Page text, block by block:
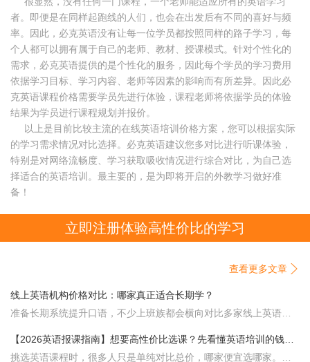
者。即便是在同样起跑线的人们，也会在出发后有不同的喜好与频
率。因此，必克英语没有让每一位学员都按照同样的路子学习，每
个人都可以拥有属于自己的老师、教材、授课模式。针对个性化的
需求，必克英语提供的是个性化的服务，因此每个学员的学习费用
依据学习目标、学习内容、老师等因素的影响而有所差异。因此必
克英语课程价格需要学员先进行体验，课程老师将依据学员的体验
结果为学员进行课程规划并报价。
以上是目前比较主流的在线英语培训价格方案，您可以根据实际
的学习需求情况对比选择。必克英语建议您多对比进行听课体验，
特别是对网络流畅度、学习获取吸收情况进行综合对比，为自己选
择适合的英语培训。最主要的，是为即将开启的外教学习做好准
备！
立即注册体验高性价比的学习
查看更多文章 
线上英语机构价格对比：哪家真正适合长期学？